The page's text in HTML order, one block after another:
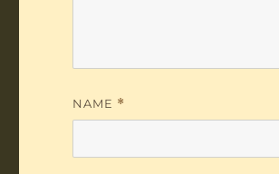
NAME *